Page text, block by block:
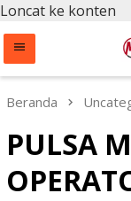
Loncat ke konten
Beranda
PULSA